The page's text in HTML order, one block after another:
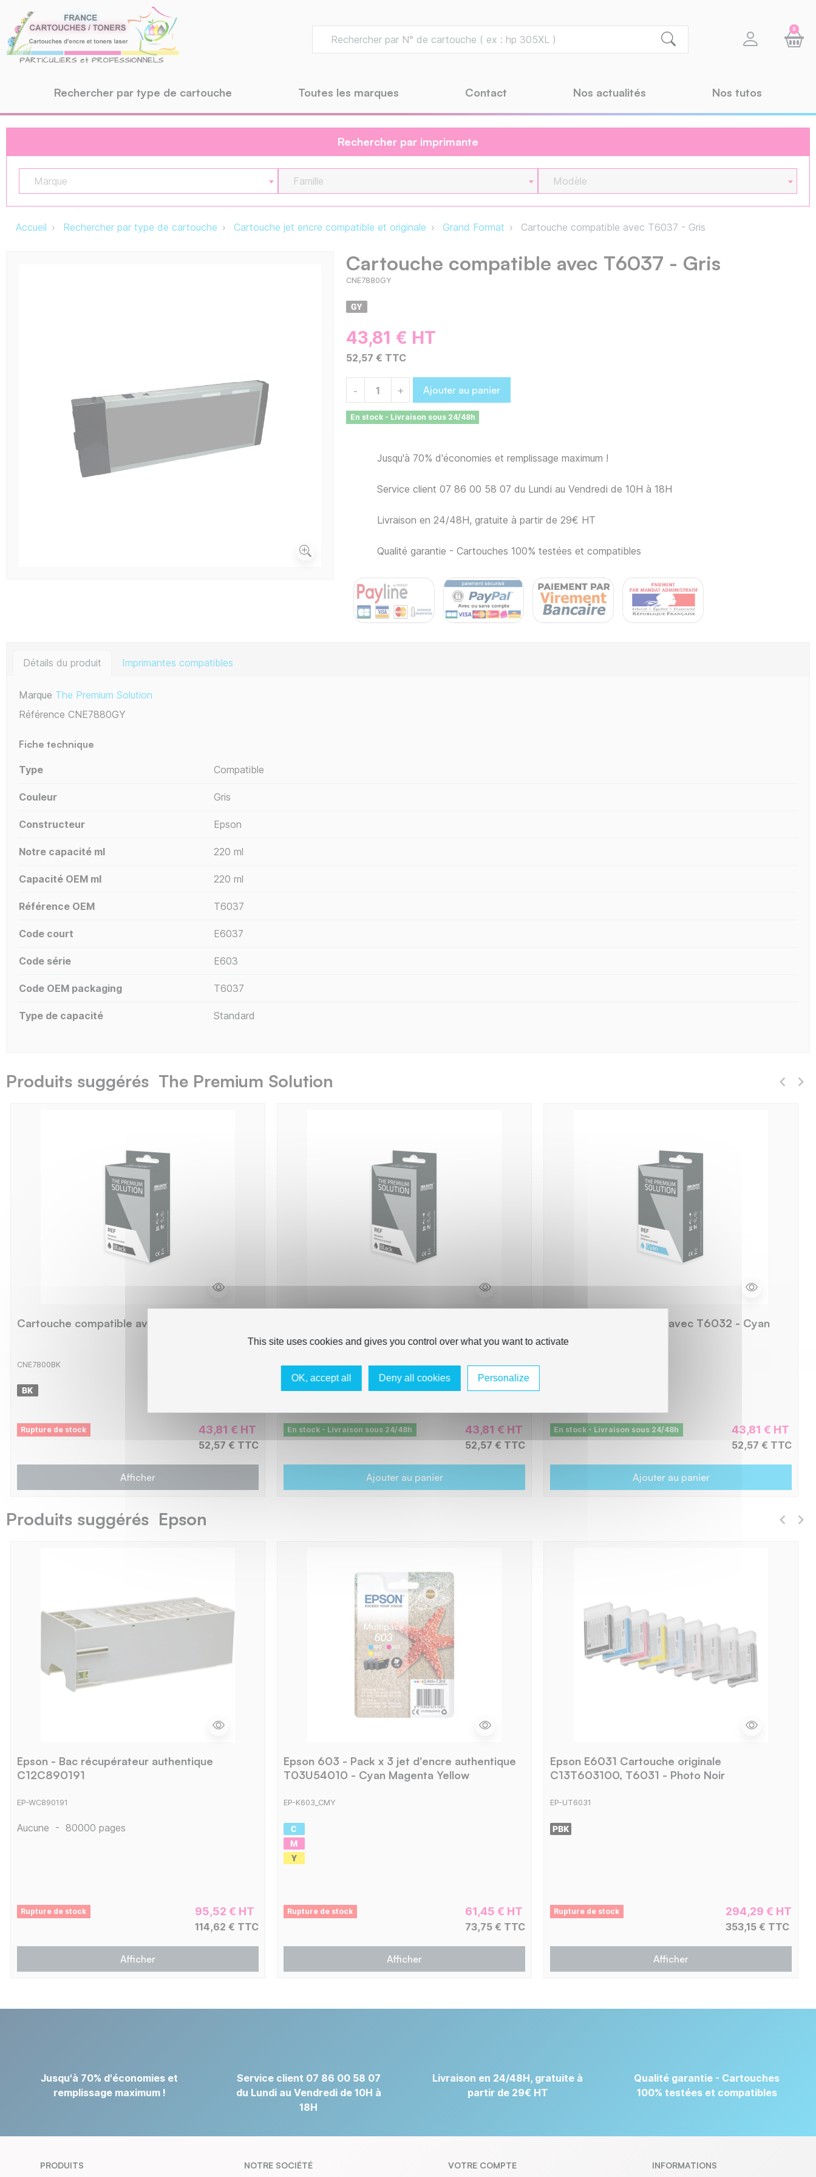
0
Rechercher par type de cartouche Toutes les marques Contact Nos actualités Nos tutos
Rechercher par imprimante
Marque Famille Modèle
Accueil Rechercher par type de cartouche Cartouche jet encre compatible et originale Grand Format Cartouche compatible avec T6037 - Gris
Cartouche compatible avec T6037 - Gris
CNE7880GY
43,81 € HT
52,57 € TTC
- + Ajouter au panier
En stock - Livraison sous 24/48h
Jusqu'à 70% d'économies et remplissage maximum !
Service client 07 86 00 58 07 du Lundi au Vendredi de 10H à 18H
Livraison en 24/48H, gratuite à partir de 29€ HT
Qualité garantie - Cartouches 100% testées et compatibles
Détails du produit Imprimantes compatibles
Marque The Premium Solution
Référence CNE7880GY
Fiche technique
Type Compatible
Couleur Gris
Constructeur Epson
Notre capacité ml 220 ml
Capacité OEM ml 220 ml
Référence OEM T6037
Code court E6037
Code série E603
Code OEM packaging T6037
Type de capacité Standard
Produits suggérés The Premium Solution
Cartouche compatible avec T6031 - noir
CNE7800BK
Rupture de stock 43,81 € HT
52,57 € TTC
Afficher
CNE7880BK
En stock - Livraison sous 24/48h 43,81 € HT
52,57 € TTC
Ajouter au panier
Cartouche compatible avec T6032 - Cyan
En stock - Livraison sous 24/48h 43,81 € HT
52,57 € TTC
Ajouter au panier
Produits suggérés Epson
Epson - Bac récupérateur authentique
C12C890191
EP-WC890191
Aucune - 80000 pages
Rupture de stock 95,52 € HT
114,62 € TTC
Afficher
Epson 603 - Pack x 3 jet d'encre authentique
T03U54010 - Cyan Magenta Yellow
EP-K603_CMY
Rupture de stock 61,45 € HT
73,75 € TTC
Afficher
Epson E6031 Cartouche originale
C13T603100, T6031 - Photo Noir
EP-UT6031
Rupture de stock 294,29 € HT
353,15 € TTC
Afficher
Jusqu'à 70% d'économies et
remplissage maximum !
Service client 07 86 00 58 07
du Lundi au Vendredi de 10H à
18H
Livraison en 24/48H, gratuite à
partir de 29€ HT
Qualité garantie - Cartouches
100% testées et compatibles
PRODUITS NOTRE SOCIÉTÉ VOTRE COMPTE INFORMATIONS
This site uses cookies and gives you control over what you want to activate
OK, accept all Deny all cookies Personalize